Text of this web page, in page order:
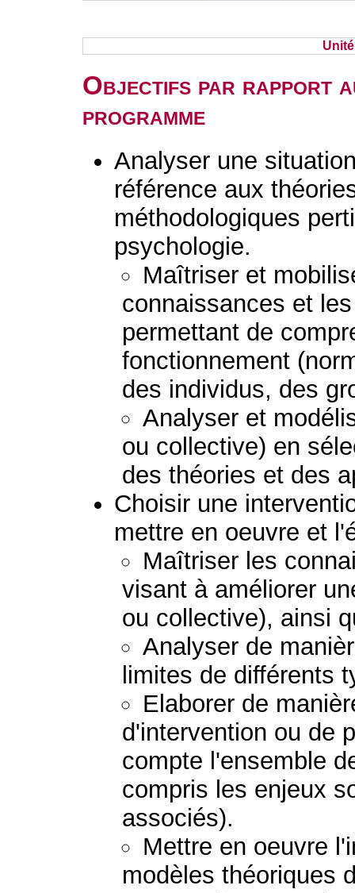
Objectifs par rapport
programme
Analyser une
référence aux
méthodologiques
psychologie.
Maîtriser et
connaissances et
permettant de
fonctionnement
des individus, des
Analyser et
ou collective) en
des théories et des
Choisir une
mettre en oeuvre et
Maîtriser les
visant à améliorer
ou collective), ainsi
Analyser de
limites de différents
Elaborer de
d'intervention ou de
compte l'ensemble
compris les enjeux
associés).
Mettre en oeuvre
modèles théoriques